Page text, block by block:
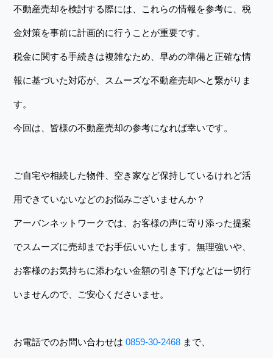
不動産売却を検討する際には、これらの情報を参考に、税
金対策を事前に計画的に行うことが重要です。
税金に関する手続きは複雑なため、早めの準備と正確な情
報に基づいた対応が、スムーズな不動産売却へと繋がりま
す。
今回は、皆様の不動産売却の参考になれば幸いです。
ご自宅や相続した物件、空き家など保持しているけれど活
用できていないなどのお悩みございませんか？
アーバンネットワークでは、お客様の声に寄り添った提案
でスムーズに売却までお手伝いいたします。無理強いや、
お客様のお気持ちに添わない金額の引き下げなどは一切行
いませんので、ご安心くださいませ。
お電話でのお問い合わせは0859-30-2468 まで、